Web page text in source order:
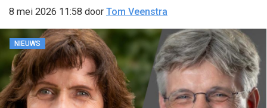
8 mei 2026 11:58 door Tom Veenstra
NIEUWS